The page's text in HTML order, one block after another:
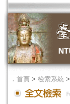
． 首頁 > 檢索系統 >